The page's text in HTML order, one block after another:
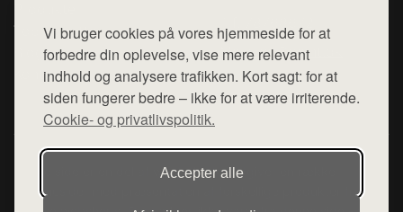
Vi bruger cookies på vores hjemmeside for at
forbedre din oplevelse, vise mere relevant
indhold og analysere trafikken. Kort sagt: for at
siden fungerer bedre – ikke for at være irriterende.
Cookie- og privatlivspolitik.
Accepter alle
Top Rabatter
Blog
Kontakt
Mail: hej@want.dk
Cookie- og privatlivspolitik
Denne side er en del af want.dk, der udgiver en række
hjemmesider med præsentation af forskellige produkter fra